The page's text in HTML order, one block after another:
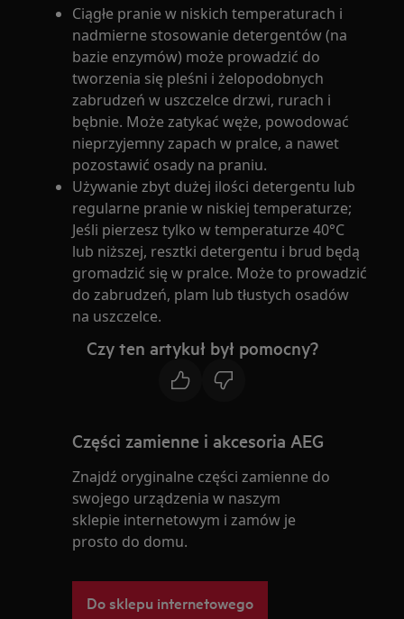
Ciągłe pranie w niskich temperaturach i
nadmierne stosowanie detergentów (na
bazie enzymów) może prowadzić do
tworzenia się pleśni i żelopodobnych
zabrudzeń w uszczelce drzwi, rurach i
bębnie. Może zatykać węże, powodować
nieprzyjemny zapach w pralce, a nawet
pozostawić osady na praniu.
Używanie zbyt dużej ilości detergentu lub
regularne pranie w niskiej temperaturze;
Jeśli pierzesz tylko w temperaturze 40°C
lub niższej, resztki detergentu i brud będą
gromadzić się w pralce. Może to prowadzić
do zabrudzeń, plam lub tłustych osadów
na uszczelce.
Czy ten artykuł był pomocny?
Części zamienne i akcesoria AEG
Znajdź oryginalne części zamienne do
swojego urządzenia w naszym
sklepie internetowym i zamów je
prosto do domu.
Do sklepu internetowego